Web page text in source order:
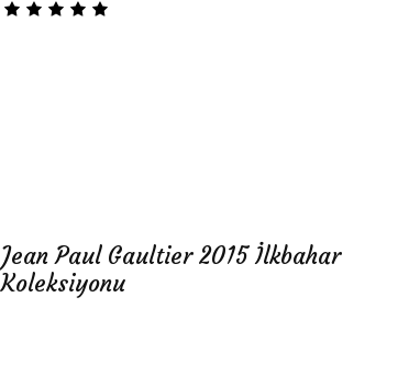
Jean Paul Gaultier 2015 İlkbahar
Koleksiyonu